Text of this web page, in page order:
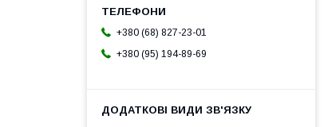
+380 (68) 827-23-01
+380 (95) 194-89-69